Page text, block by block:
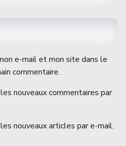
e-mail et mon site dans le
commentaire.
nouveaux commentaires par
nouveaux articles par e-mail.